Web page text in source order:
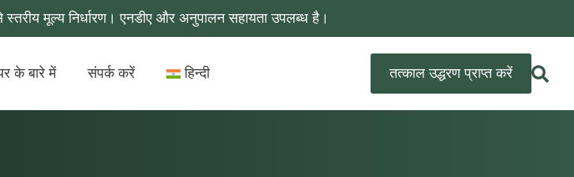
मूल्य निर्धारण। एनडीए और अनुपालन सहायता उपलब्ध है।
के बारे में संपर्क करें हिन्दी तत्काल उद्धरण प्राप्त करें